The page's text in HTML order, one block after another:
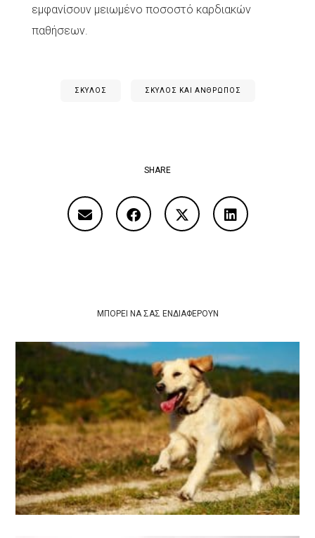
εμφανίσουν μειωμένο ποσοστό καρδιακών
παθήσεων.
ΣΚΥΛΟΣ ΣΚΎΛΟΣ ΚΑΙ ΆΝΘΡΩΠΟΣ
SHARE
ΜΠΟΡΕΊ ΝΑ ΣΑΣ ΕΝΔΙΑΦΈΡΟΥΝ